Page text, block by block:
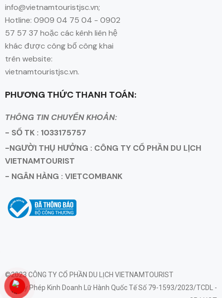
info@vietnamtouristjsc.vn;
Hotline: 0909 04 75 04 - 0902
57 57 37 hoặc các kênh liên hệ
khác được công bố công khai
trên website:
vietnamtouristjsc.vn.
PHƯƠNG THỨC THANH TOÁN:
THÔNG TIN CHUYỂN KHOẢN:
- SỐ TK : 1033175757
-NGƯỜI THỤ HƯỞNG : CÔNG TY CỔ PHẦN DU LỊCH
VIETNAMTOURIST
- NGÂN HÀNG : VIETCOMBANK
©2023 CÔNG TY CỔ PHẦN DU LỊCH VIETNAMTOURIST
Giấy Phép Kinh Doanh Lữ Hành Quốc Tế Số 79-1593/2023/TCDL -